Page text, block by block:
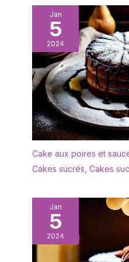
Jan
5
2024
Cake aux poires et
Cakes sucrés Cakes
Jan
5
2024